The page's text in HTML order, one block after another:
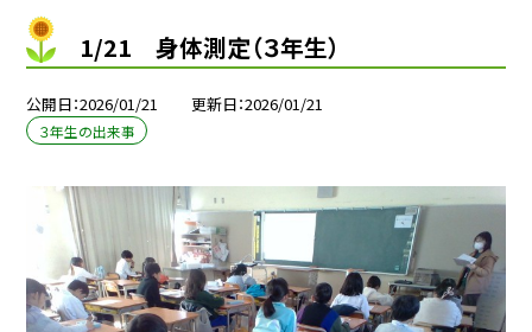
1/21 身体測定（３年生）
公開日 2026/01/21 更新日 2026/01/21
３年生の出来事